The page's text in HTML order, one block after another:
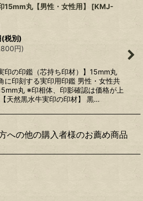
15mm丸【男性・女性用】 [KMJ-
(税別)
円)
印の印鑑（芯持ち印材）】15mm丸
に印刻する実印用印鑑 男性・女性共
丸 ※印相体、印影確認は価格が上
天然黒水牛実印の印材】 黒…
への他の購入者様のお薦め商品